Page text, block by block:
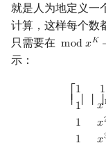
就是人为地定义一
计算，这样每个数
只需要在 mod𝑥𝐾
modxK−1
示：
⎡⎢ ⎢ ⎢
1 1
1
𝑥
1 𝑥
⋯ 11